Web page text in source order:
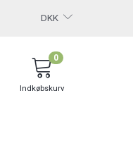
DKK
Indkøbskurv
0